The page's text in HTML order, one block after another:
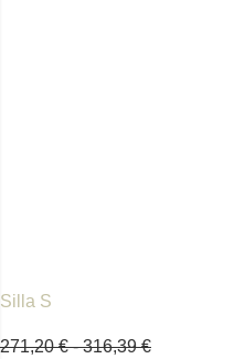
Silla S
271,20€ - 316,39€